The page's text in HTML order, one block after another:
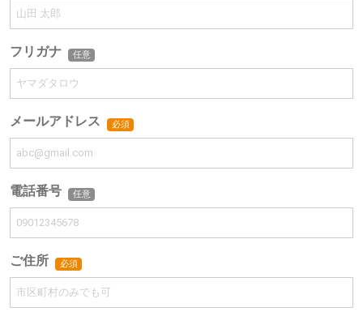
フリガナ 任意
メールアドレス 必須
電話番号 任意
ご住所 必須